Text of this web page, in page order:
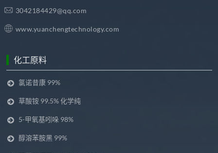
3042184429@qq.com
www.yuanchengtechnology.com
化工原料
氯诺昔康 99%
草酸铵 99.5% 化学纯
5-甲氧基吲哚 98%
醇溶苯胺黑 99%